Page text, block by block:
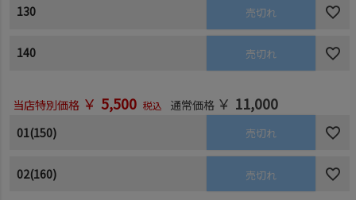
130 売切れ
140 売切れ
当店特別価格 ￥ 5,500 税込 通常価格 ￥ 11,000
01(150) 売切れ
02(160) 売切れ